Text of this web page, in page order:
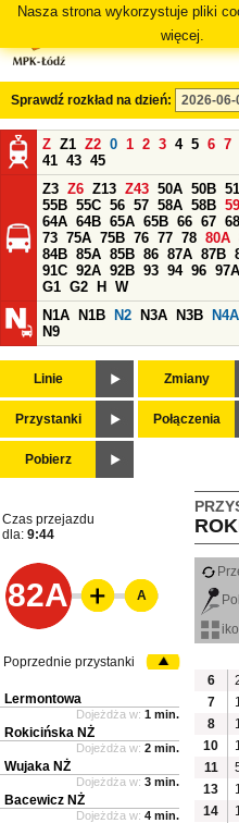
Nasza strona wykorzystuje pliki
więcej.
Sprawdź rozkład na dzień:
Z Z1 Z2 0 1 2 3 4 5 6 7
41 43 45
Z3 Z6 Z13 Z43 50A 50B
55B 55C 56 57 58A 58B 59
64A 64B 65A 65B 66 67 68
73 75A 75B 76 77 78 80A
84B 85A 85B 86 87A 87B
91C 92A 92B 93 94 96 97A
G1 G2 H
W
N1A
N1B N2 N3A N3B N4A
N9
Linie Zmiany
Przystanki Połączenia
Pobierz
Czas przejazdu
dla: 9:44
82A
6
7
8
10
11
13
14
A
Poprzednie przystanki
Lermontowa
Dojeżdża w: 1 min.
Rokicińska NŻ
Dojeżdża w: 2 min.
Wujaka NŻ
Dojeżdża w: 3 min.
Bacewicz NŻ
Dojeżdża w: 4 min.